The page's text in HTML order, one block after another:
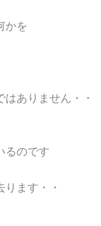
かを
ありません・・
るのです
ます・・